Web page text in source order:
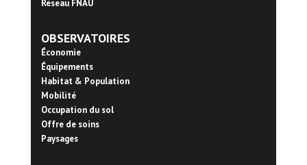
Réseau FNAU
OBSERVATOIRES
Économie
Équipements
Habitat & Population
Mobilité
Occupation du sol
Offre de soins
Paysages